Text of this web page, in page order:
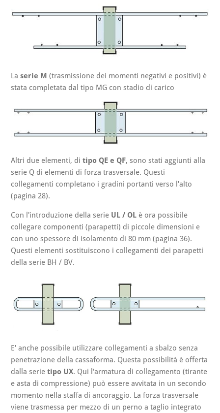
Laserie M (trasmissione dei momenti negativi e positivi) è
stata completata dal tipo MG con stadio di carico
Altri due elementi, ditipo QE e QF, sono stati aggiunti alla
serie Q di elementi di forza trasversale. Questi
collegamenti completano i gradini portanti verso l'alto
(pagina 28).
Con l'introduzione della serie UL / OL è ora possibile
collegare componenti (parapetti) di piccole dimensioni e
con uno spessore di isolamento di 80 mm (pagina 36).
Questi elementi sostituiscono i collegamenti dei parapetti
della serie BH / BV.
E' anche possibile utilizzare collegamenti a sbalzo senza
penetrazione della cassaforma. Questa possibilità è offerta
dalla serietipo UX. Qui l'armatura di collegamento (tirante
e asta di compressione) può essere avvitata in un secondo
momento nella staffa di ancoraggio. La forza trasversale
viene trasmessa per mezzo di un perno a taglio integrato